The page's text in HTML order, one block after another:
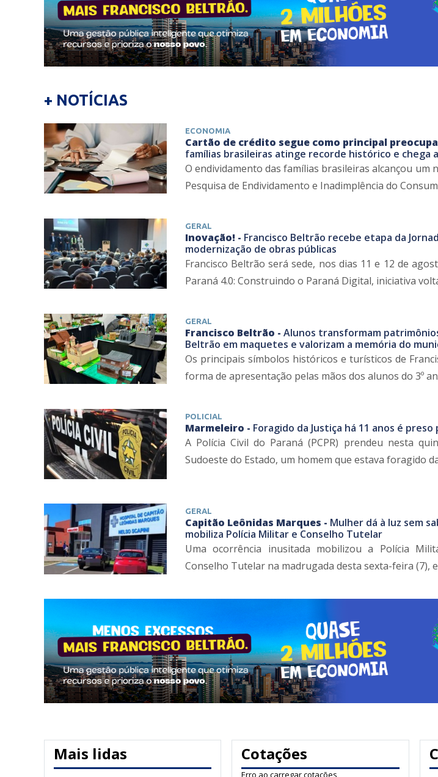
+ NOTÍCIAS
ECONOMIA
Cartão de crédito segue como principal
famílias brasileiras atinge recorde histórico e chega
O endividamento das famílias brasileiras alcançou um
Pesquisa de Endividamento e Inadimplência do
GERAL
Inovação! - Francisco Beltrão recebe etapa da
modernização de obras públicas
Francisco Beltrão será sede, nos dias 11 e 12 de
Paraná 4.0: Construindo o Paraná Digital, iniciativa
GERAL
Francisco Beltrão - Alunos transformam
Beltrão em maquetes e valorizam a memória do
Os principais símbolos históricos e turísticos de
forma de apresentação pelas mãos dos alunos do 3º
POLICIAL
Marmeleiro - Foragido da Justiça há 11 anos é preso
A Polícia Civil do Paraná (PCPR) prendeu nesta
Sudoeste do Estado, um homem que estava foragido
GERAL
Capitão Leônidas Marques - Mulher dá à luz sem
mobiliza Polícia Militar e Conselho Tutelar
Uma ocorrência inusitada mobilizou a Polícia
Conselho Tutelar na madrugada desta sexta-feira (7),
Mais lidas Cotações